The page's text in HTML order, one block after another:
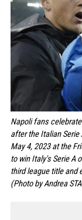
Napoli fans
after the Italian
May 4, 2023 at the
to win Italy's Serie A
third league title and
(Photo by Andrea